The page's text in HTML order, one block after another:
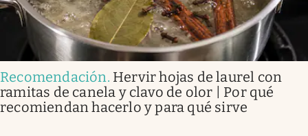
Recomendación. Hervir hojas de laurel con
ramitas de canela y clavo de olor | Por qué
recomiendan hacerlo y para qué sirve